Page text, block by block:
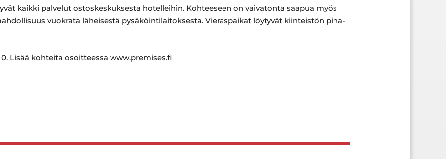
kaikki palvelut ostoskeskuksesta hotelleihin. Kohteeseen on vaivatonta saapua myös
vuokrata läheisestä pysäköintilaitoksesta. Vieraspaikat löytyvät kiinteistön piha-
Lisää kohteita osoitteessa www.premises.fi